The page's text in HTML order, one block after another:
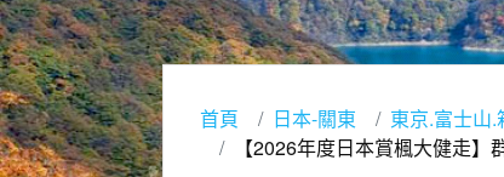
首頁 日本-關東
東京.富士山
【2026年度日本賞楓大健走